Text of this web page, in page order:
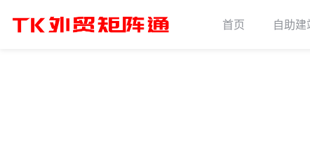
首页 自助建